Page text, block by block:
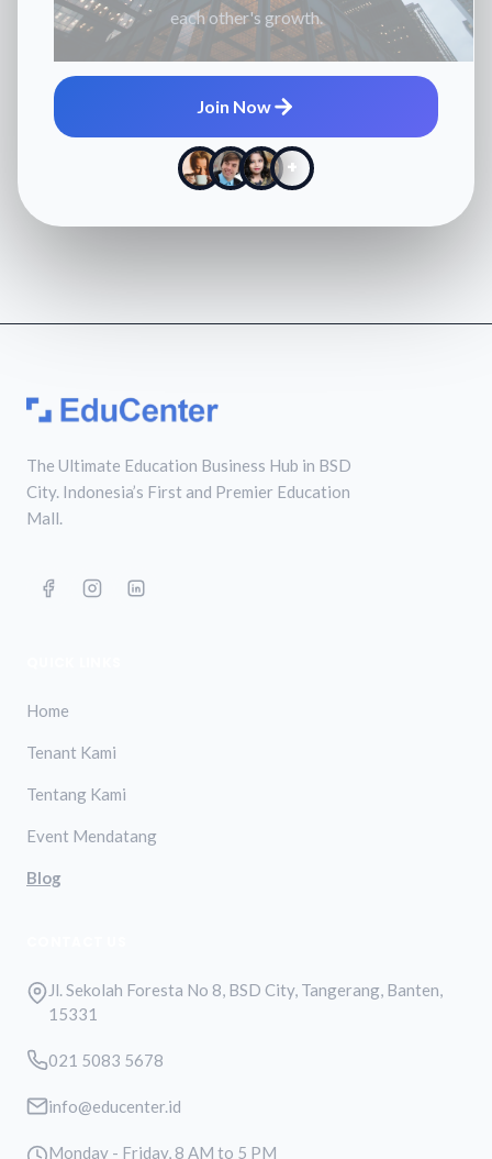
each other's growth.
Join Now
+
The Ultimate Education Business Hub in BSD
City. Indonesia’s First and Premier Education
Mall.
Home
Tenant Kami
Tentang Kami
Event Mendatang
Blog
Jl. Sekolah Foresta No 8, BSD City, Tangerang, Banten,
15331
021 5083 5678
info@educenter.id
Monday - Friday, 8 AM to 5 PM